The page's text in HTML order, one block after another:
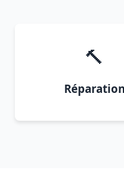
🔨
Réparation